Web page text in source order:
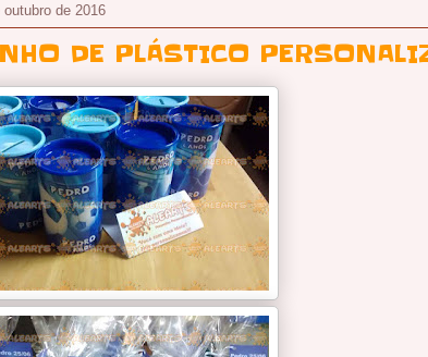
de 2016
DE PLÁSTICO